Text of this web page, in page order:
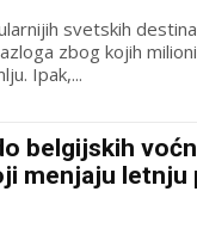
svetskih
zbog kojih
Ipak,...
belgijskih
menjaju letnju